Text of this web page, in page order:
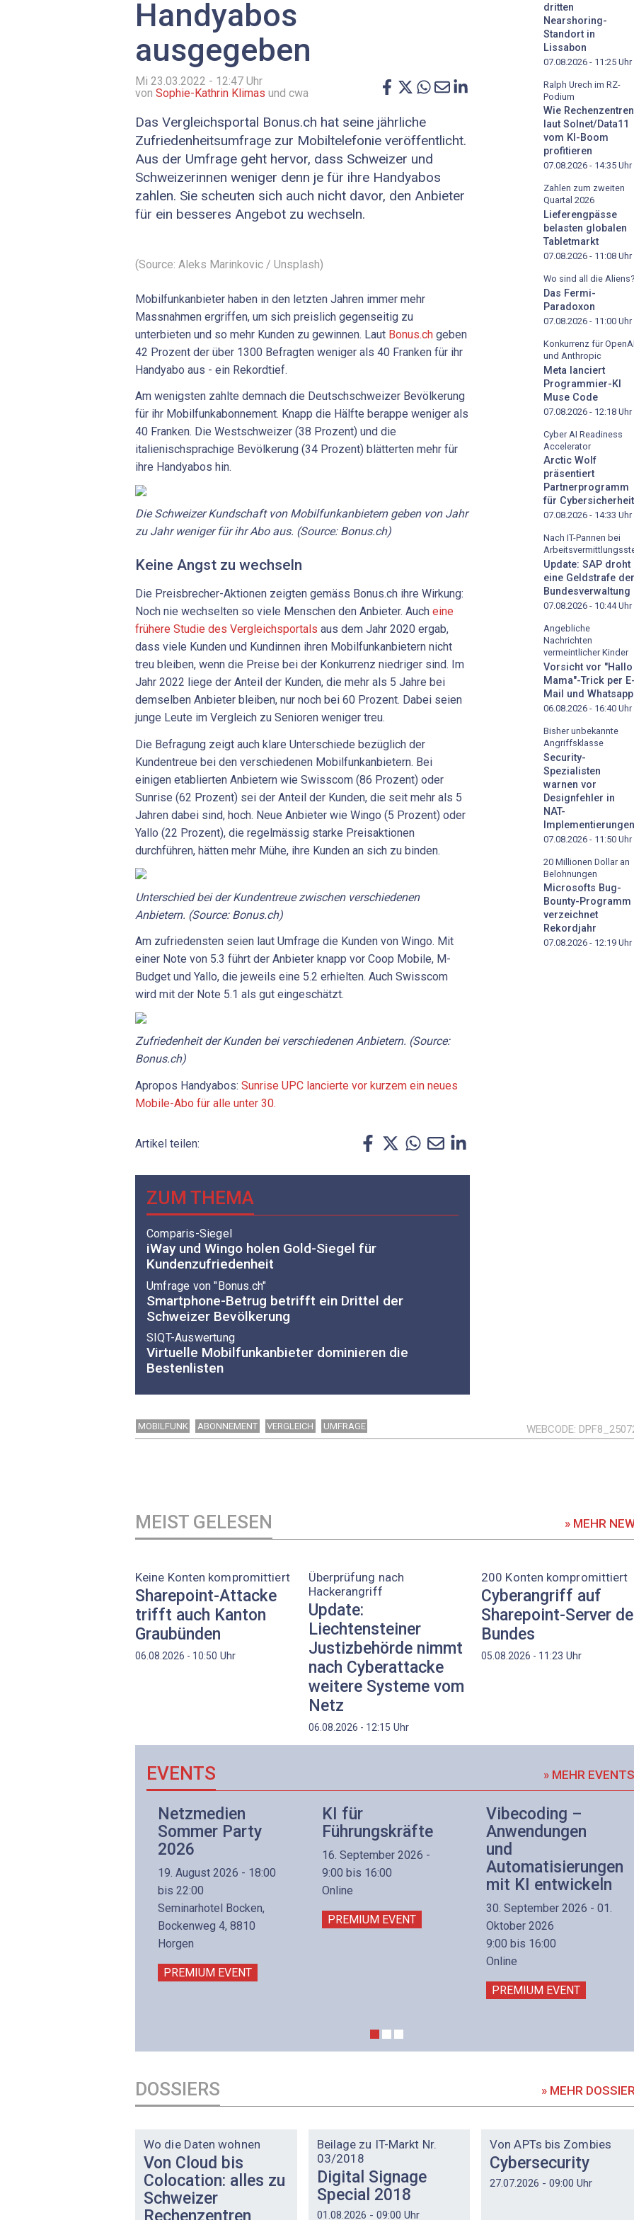
Handyabos
ausgegeben
Mi 23.03.2022 - 12:47 Uhr
von Sophie-Kathrin Klimas und cwa
Das Vergleichsportal Bonus.ch hat seine jährliche
Zufriedenheitsumfrage zur Mobiltelefonie veröffentlicht.
Aus der Umfrage geht hervor, dass Schweizer und
Schweizerinnen weniger denn je für ihre Handyabos
zahlen. Sie scheuten sich auch nicht davor, den Anbieter
für ein besseres Angebot zu wechseln.
(Source: Aleks Marinkovic / Unsplash)
Mobilfunkanbieter haben in den letzten Jahren immer mehr
Massnahmen ergriffen, um sich preislich gegenseitig zu
unterbieten und so mehr Kunden zu gewinnen. Laut Bonus.ch geben
42 Prozent der über 1300 Befragten weniger als 40 Franken für ihr
Handyabo aus - ein Rekordtief.
Am wenigsten zahlte demnach die Deutschschweizer Bevölkerung
für ihr Mobilfunkabonnement. Knapp die Hälfte berappe weniger als
40 Franken. Die Westschweizer (38 Prozent) und die
italienischsprachige Bevölkerung (34 Prozent) blätterten mehr für
ihre Handyabos hin.
Die Schweizer Kundschaft von Mobilfunkanbietern geben von Jahr
zu Jahr weniger für ihr Abo aus. (Source: Bonus.ch)
Keine Angst zu wechseln
Die Preisbrecher-Aktionen zeigten gemäss Bonus.ch ihre Wirkung:
Noch nie wechselten so viele Menschen den Anbieter. Auch eine
frühere Studie des Vergleichsportals aus dem Jahr 2020 ergab,
dass viele Kunden und Kundinnen ihren Mobilfunkanbietern nicht
treu bleiben, wenn die Preise bei der Konkurrenz niedriger sind. Im
Jahr 2022 liege der Anteil der Kunden, die mehr als 5 Jahre bei
demselben Anbieter bleiben, nur noch bei 60 Prozent. Dabei seien
junge Leute im Vergleich zu Senioren weniger treu.
Die Befragung zeigt auch klare Unterschiede bezüglich der
Kundentreue bei den verschiedenen Mobilfunkanbietern. Bei
einigen etablierten Anbietern wie Swisscom (86 Prozent) oder
Sunrise (62 Prozent) sei der Anteil der Kunden, die seit mehr als 5
Jahren dabei sind, hoch. Neue Anbieter wie Wingo (5 Prozent) oder
Yallo (22 Prozent), die regelmässig starke Preisaktionen
durchführen, hätten mehr Mühe, ihre Kunden an sich zu binden.
Unterschied bei der Kundentreue zwischen verschiedenen
Anbietern. (Source: Bonus.ch)
Am zufriedensten seien laut Umfrage die Kunden von Wingo. Mit
einer Note von 5.3 führt der Anbieter knapp vor Coop Mobile, M-
Budget und Yallo, die jeweils eine 5.2 erhielten. Auch Swisscom
wird mit der Note 5.1 als gut eingeschätzt.
Zufriedenheit der Kunden bei verschiedenen Anbietern. (Source:
Bonus.ch)
Apropos Handyabos: Sunrise UPC lancierte vor kurzem ein neues
Mobile-Abo für alle unter 30.
Artikel teilen:
ZUM THEMA
Comparis-Siegel
iWay und Wingo holen Gold-Siegel für
Kundenzufriedenheit
Umfrage von "Bonus.ch"
Smartphone-Betrug betrifft ein Drittel der
Schweizer Bevölkerung
SIQT-Auswertung
Virtuelle Mobilfunkanbieter dominieren die
Bestenlisten
dritten
Nearshoring-
Standort in
Lissabon
07.08.2026 - 11:25 Uhr
Ralph Urech im RZ-
Podium
Wie Rechenzentren
laut Solnet/Data11
vom KI-Boom
profitieren
07.08.2026 - 14:35 Uhr
Zahlen zum zweiten
Quartal 2026
Lieferengpässe
belasten globalen
Tabletmarkt
07.08.2026 - 11:08 Uhr
Wo sind all die Aliens?
Das Fermi-
Paradoxon
07.08.2026 - 11:00 Uhr
Konkurrenz für OpenAI
und Anthropic
Meta lanciert
Programmier-KI
Muse Code
07.08.2026 - 12:18 Uhr
Cyber AI Readiness
Accelerator
Arctic Wolf
präsentiert
Partnerprogramm
für Cybersicherheit
07.08.2026 - 14:33 Uhr
Nach IT-Pannen bei
Update: SAP droht
eine Geldstrafe der
Bundesverwaltung
07.08.2026 - 10:44Uhr
Angebliche
Nachrichten
vermeintlicher Kinder
Vorsicht vor "Hallo
Mama"-Trick per E-
Mail und Whatsapp
06.08.2026 - 16:40 Uhr
Bisher unbekannte
Angriffsklasse
Security-
Spezialisten
warnen vor
Designfehler in
NAT-
Implementierungen
07.08.2026 - 11:50 Uhr
20 Millionen Dollar an
Belohnungen
Microsofts Bug-
Bounty-Programm
verzeichnet
Rekordjahr
07.08.2026 - 12:19 Uhr
MOBILFUNK ABONNEMENT VERGLEICH UMFRAGE WEBCODE
MEIST GELESEN » MEHR
Keine Konten kompromittiert
Sharepoint-Attacke
trifft auch Kanton
Graubünden
06.08.2026 - 10:50 Uhr
Überprüfung nach
Hackerangriff
Update:
Liechtensteiner
Justizbehörde nimmt
nach Cyberattacke
weitere Systeme vom
Netz
06.08.2026 - 12:15 Uhr
200 Konten kompromittiert
Cyberangriff auf
Sharepoint-Server
Bundes
05.08.2026 - 11:23 Uhr
EVENTS » MEHR EVENTS
Netzmedien
Sommer Party
2026
19. August 2026 - 18:00
bis 22:00
Seminarhotel Bocken,
Bockenweg 4, 8810
Horgen
PREMIUM EVENT
KI für
Führungskräfte
16. September 2026 -
9:00 bis 16:00
Online
PREMIUM EVENT
Vibecoding –
Anwendungen
und
Automatisierungen
mit KI entwickeln
30. September 2026 - 01.
Oktober 2026
9:00 bis 16:00
Online
PREMIUM EVENT
DOSSIERS » MEHR
Wo die Daten wohnen
Von Cloud bis
Colocation: alles zu
Schweizer
Rechenzentren
Beilage zu IT-Markt Nr.
03/2018
Digital Signage
Special 2018
01.08.2026 - 09:00 Uhr
Von APTs bis Zombies
Cybersecurity
27.07.2026 - 09:00 Uhr